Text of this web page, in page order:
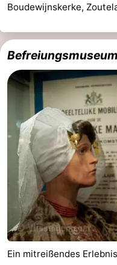
Boudewijnskerke,
Ein mitreißendes